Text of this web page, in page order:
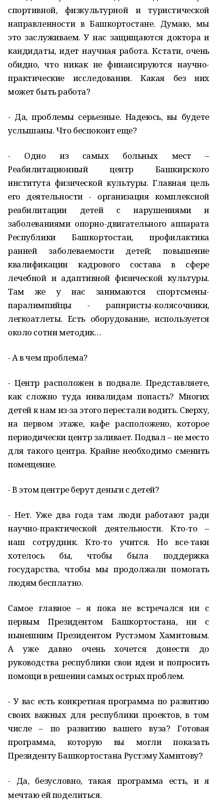
спортивной, физкультурной и туристической
направленности в Башкортостане. Думаю, мы
это заслуживаем. У нас защищаются доктора и
кандидаты, идет научная работа. Кстати, очень
обидно, что никак не финансируются научно-
практические исследования. Какая без них
может быть работа?
- Да, проблемы серьезные. Надеюсь, вы будете
услышаны. Что беспокоит еще?
- Одно из самых больных мест –
Реабилитационный центр Башкирского
института физическойкультуры. Главная цель
его деятельности - организация комплексной
реабилитации детей c нарушениями и
заболеваниями опорно-двигательного аппарата
Республики Башкортостан, профилактика
ранней заболеваемости детей; повышение
квалификации кадрового состава в сфере
лечебной и адаптивной физической культуры.
Там же у нас занимаются спортсмены-
паралимпийцы - рапиристы-колясочники,
легкоатлеты. Есть оборудование, используется
около сотни методик…
- А в чем проблема?
- Центр расположен в подвале. Представляете,
как сложно туда инвалидам попасть? Многих
детей к нам из-за этого перестали водить. Сверху,
на первом этаже, кафе расположено, которое
периодически центр заливает. Подвал – не место
для такого центра. Крайне необходимо сменить
помещение.
- В этом центре берут деньги с детей?
- Нет. Уже два года там люди работают ради
научно-практической деятельности. Кто-то –
наш сотрудник. Кто-то учится. Но все-таки
хотелось бы, чтобы была поддержка
государства, чтобы мы продолжали помогать
людям бесплатно.
Самое главное – я пока не встречался ни с
первым Президентом Башкортостана, ни с
нынешним Президентом Рустэмом Хамитовым.
А уже давно очень хочется донести до
руководства республики свои идеи и попросить
помощи в решении самых острых проблем.
- У вас есть конкретная программа по развитию
своих важных для республики проектов, в том
числе – по развитию вашего вуза? Готовая
программа, которую вы могли показать
Президенту Башкортостана Рустэму Хамитову?
- Да, безусловно, такая программа есть, и я
мечтаю ей поделиться.